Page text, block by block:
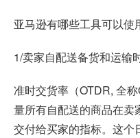
亚马逊有哪些工具可以使
1/卖家自配送备货和运输
准时交货率（OTDR, 全
量所有自配送的商品在卖
交付给买家的指标。这个